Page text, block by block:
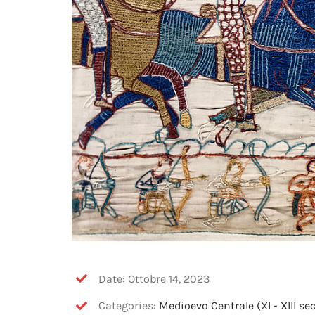
Date: Ottobre 14, 2023
Categories: Medioevo Centrale (XI - XIII